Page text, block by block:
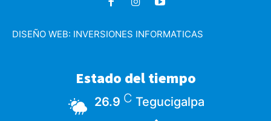
DISEÑO WEB: INVERSIONES INFORMATICAS
Estado del tiempo
26.9 C Tegucigalpa